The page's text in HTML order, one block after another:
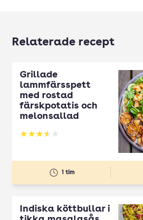
Relaterade recept
Grillade
lammfärsspett
med rostad
färskpotatis och
melonsallad
Betyg: 3.54 av 5
1 tim
Indiska köttbullar i